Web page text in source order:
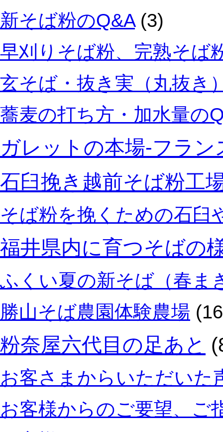
新そば粉のQ&A(3)
早刈りそば粉、完熟そば
玄そば・抜き実（丸抜き
蕎麦の打ち方・加水量の
ガレットの本場‐フラ
石臼挽き越前そば粉工
そば粉を挽くための石臼
福井県内に育つそばの
ふくい夏の新そば（春ま
勝山そば農園体験農場
粉奈屋六代目の足あと
お客さまからいただいた
お客様からのご要望、ご